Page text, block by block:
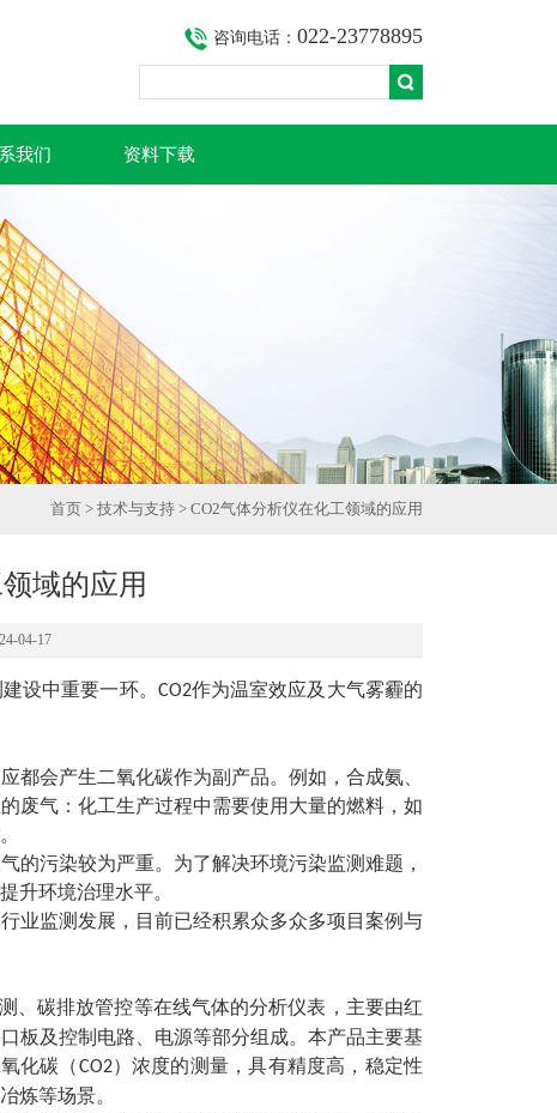
咨询电话： 022-23778895
我们 资料下载
首页 > 技术与支持 > CO2气体分析仪在化工领域的应用
域的应用
04-17
设中重要一环。 CO2作为温室效应及大气雾霾的
都会产生二氧化碳作为副产品。例如，合成氨、
废气：化工生产过程中需要使用大量的燃料，如
的污染较为严重。为了解决环境污染监测难题，
升环境治理水平。
业监测发展，目前已经积累众多众多项目案例与
、碳排放管控等在线气体的分析仪表，主要由红
板及控制电路、电源等部分组成。本产品主要基
化碳（CO2）浓度的测量，具有精度高，稳定性
炼等场景。